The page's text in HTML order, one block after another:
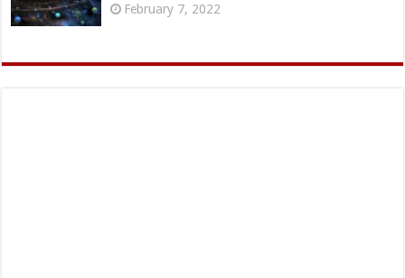
February 7, 2022